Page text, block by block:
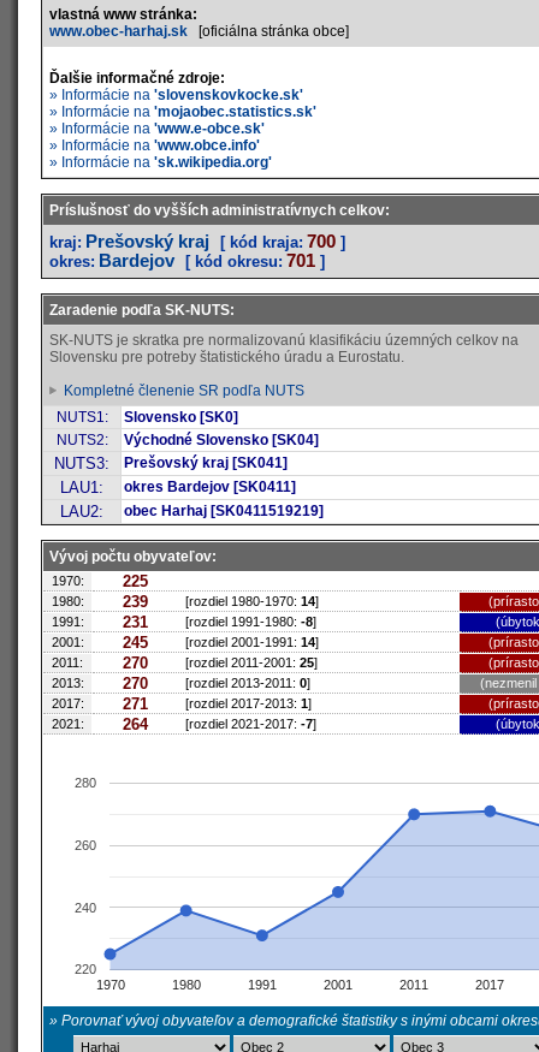
vlastná www stránka:
www.obec-harhaj.sk [oficiálna stránka obce]
Ďalšie informačné zdroje:
» Informácie na 'slovenskovkocke.sk'
» Informácie na 'mojaobec.statistics.sk'
» Informácie na 'www.e-obce.sk'
» Informácie na 'www.obce.info'
» Informácie na 'sk.wikipedia.org'
Príslušnosť do vyšších administratívnych celkov:
kraj: Prešovský kraj [ kód kraja: 700 ]
okres: Bardejov [ kód okresu: 701 ]
Zaradenie podľa SK-NUTS:
SK-NUTS je skratka pre normalizovanú klasifikáciu územných celkov na
Slovensku pre potreby štatistického úradu a Eurostatu.
Kompletné členenie SR podľa NUTS
NUTS1:
Slovensko [SK0]
NUTS2:
Východné Slovensko [SK04]
NUTS3: Prešovský kraj [SK041]
LAU1: okres Bardejov [SK0411]
LAU2: obec Harhaj [SK0411519219]
Vývoj počtu obyvateľov:
1970: 225
1980: 239 [rozdiel 1980-1970: 14]
1991:
231 [rozdiel 1991-1980: -8]
2001:
245 [rozdiel 2001-1991: 14]
2011:
270 [rozdiel 2011-2001: 25]
2013:
270 [rozdiel 2013-2011: 0]
2017:
271 [rozdiel 2017-2013: 1]
2021:
264 [rozdiel 2021-2017: -7]
1970 1980 1991 2001 2011 2017
220
240
260
280
» Porovnať vývoj obyvateľov a demografické štatistiky s inými obcami